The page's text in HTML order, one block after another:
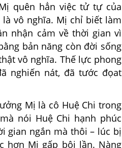
quên hẳn việc tử tự của
vô nghĩa. Mị chỉ biết làm
nhận cảm về thời gian vì
bản năng còn đời sống
vô nghĩa. Thế lực phong
nghiến nát, đã tước đọat
Mị là cô Huệ Chi trong
nói Huệ Chi hạnh phúc
gian ngắn mà thôi – lúc bị
hơn Mị gấp bội lần. Nàng